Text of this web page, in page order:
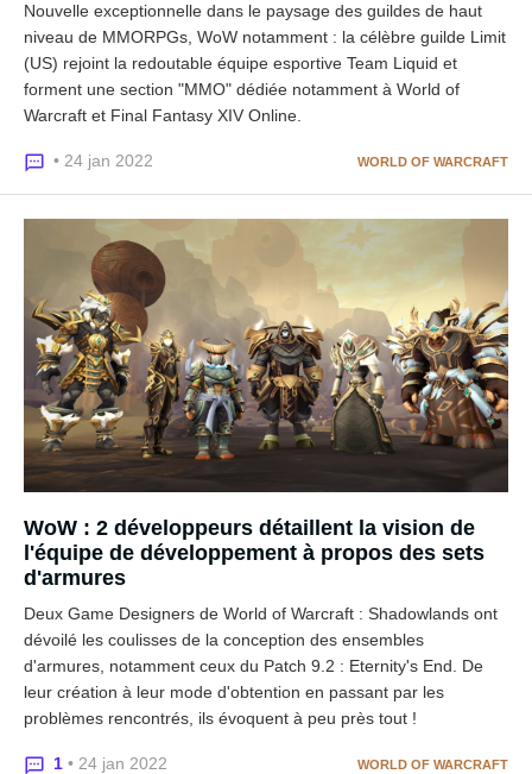
Nouvelle exceptionnelle dans le paysage des guildes de haut
niveau de MMORPGs, WoW notamment : la célèbre guilde Limit
(US) rejoint la redoutable équipe esportive Team Liquid et
forment une section "MMO" dédiée notamment à World of
Warcraft et Final Fantasy XIV Online.
• 24 jan 2022 WORLD OF WARCRAFT
WoW : 2 développeurs détaillent la vision de
l'équipe de développement à propos des sets
d'armures
Deux Game Designers de World of Warcraft : Shadowlands ont
dévoilé les coulisses de la conception des ensembles
d'armures, notamment ceux du Patch 9.2 : Eternity's End. De
leur création à leur mode d'obtention en passant par les
problèmes rencontrés, ils évoquent à peu près tout !
1 • 24 jan 2022 WORLD OF WARCRAFT